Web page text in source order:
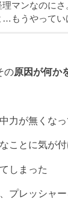
理マンなのに
…もうやって
の原因が何か
力が無くな
ことに気が
しまった
プレッシャ